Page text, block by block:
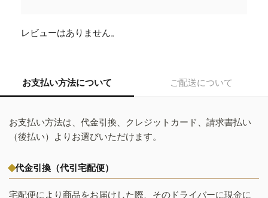
レビューはありません。
お支払い方法について ご配送について
お支払い方法は、代金引換、クレジットカード、請求書払い
（後払い）よりお選びいただけます。
代金引換（代引宅配便）
宅配便により商品をお届けした際、そのドライバーに現金に